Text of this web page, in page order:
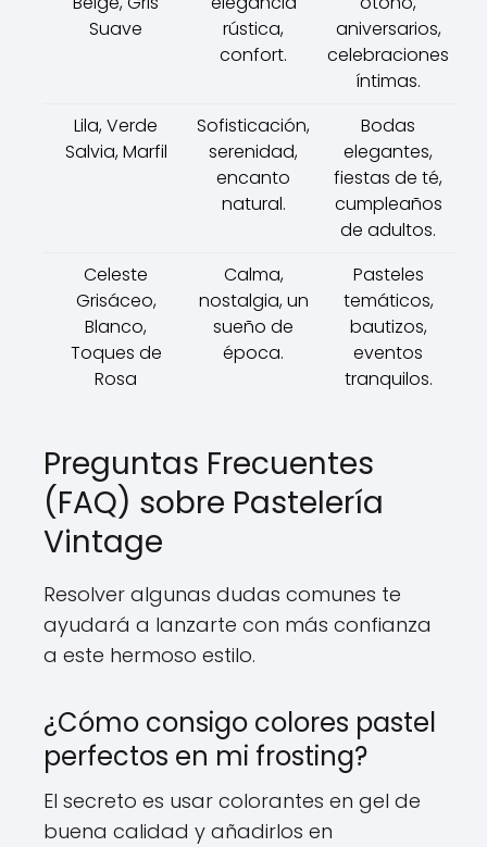
Suave
rústica,
confort.
aniversarios,
celebraciones
íntimas.
Lila, Verde
Salvia, Marfil
Sofisticación,
serenidad,
encanto
natural.
Bodas
elegantes,
fiestas de té,
cumpleaños
de adultos.
Celeste
Grisáceo,
Blanco,
Toques de
Rosa
Calma,
nostalgia, un
sueño de
época.
Pasteles
temáticos,
bautizos,
eventos
tranquilos.
Preguntas Frecuentes
(FAQ) sobre Pastelería
Vintage
Resolver algunas dudas comunes te
ayudará a lanzarte con más confianza
a este hermoso estilo.
¿Cómo consigo colores pastel
perfectos en mi frosting?
El secreto es usar colorantes en gel de
buena calidad y añadirlos en